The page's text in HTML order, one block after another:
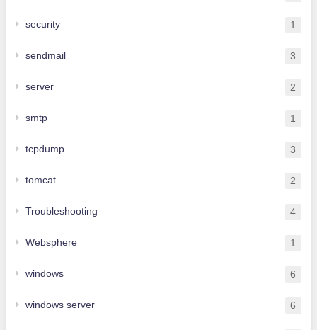
security 1
sendmail 3
server 2
smtp 1
tcpdump 3
tomcat 2
Troubleshooting 4
Websphere 1
windows 6
windows server 6